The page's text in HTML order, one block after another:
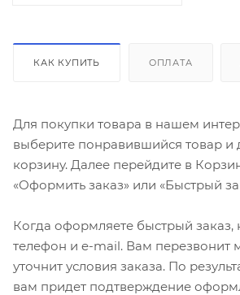
КАК КУПИТЬ ОПЛАТА
Для покупки товара в нашем
выберите понравившийся товар и
корзину. Далее перейдите в
«Оформить заказ» или «Быстрый
Когда оформляете быстрый
телефон и e-mail. Вам перезвонит
уточнит условия заказа. По
вам придет подтверждение